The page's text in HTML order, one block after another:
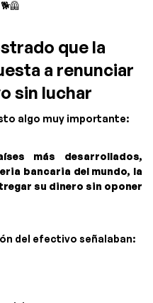
que la
a renunciar
sin luchar
algo muy importante:
más desarrollados,
bancaria del mundo, la
su dinero sin oponer
del efectivo señalaban: